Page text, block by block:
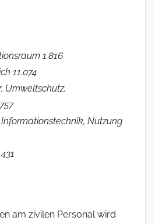
1.816
11.074
Umweltschutz,
Nutzung
am zivilen Personal wird